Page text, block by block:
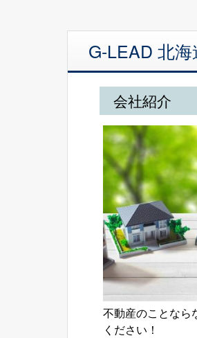
G-LEAD 北
会社紹介
不動産のことなら
ください！